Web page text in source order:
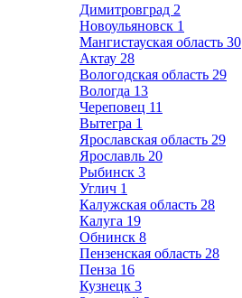
Димитровград 2
Новоульяновск 1
Мангистауская область 30
Актау 28
Вологодская область 29
Вологда 13
Череповец 11
Вытегра 1
Ярославская область 29
Ярославль 20
Рыбинск 3
Углич 1
Калужская область 28
Калуга 19
Обнинск 8
Пензенская область 28
Пенза 16
Кузнецк 3